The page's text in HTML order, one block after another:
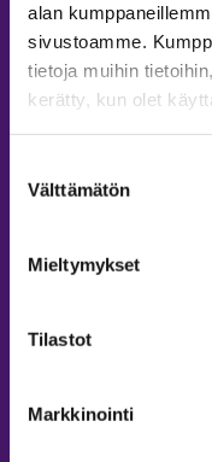
alan
sivustoamme.
tietoja muihin
kerätty, kun olet
valinta
Välttämätön
Mieltymykset
Tilastot
Markkinointi